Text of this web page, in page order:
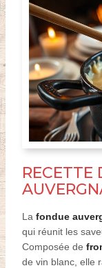
RECETTE
La fondue
qui réunit les
Composée de
de vin blanc, elle